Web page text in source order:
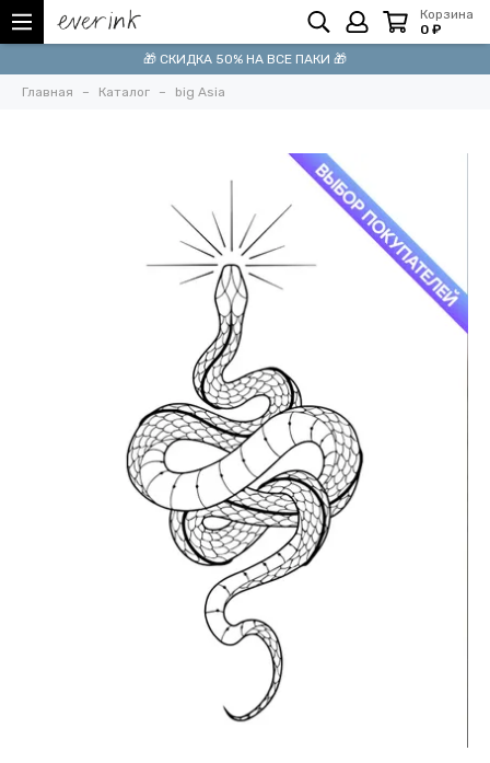
Корзина
0 ₽
🎁 СКИДКА 50% НА ВСЕ ПАКИ 🎁
Главная Каталог big Asia